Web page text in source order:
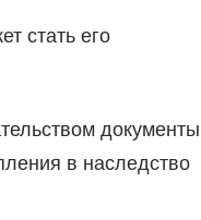
стать его
в наследство